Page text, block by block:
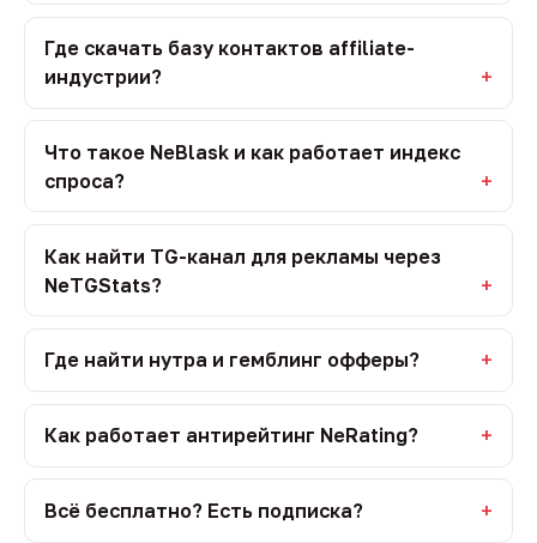
Где скачать базу контактов affiliate-
индустрии?
Что такое NeBlask и как работает индекс
спроса?
Как найти TG-канал для рекламы через
NeTGStats?
Где найти нутра и гемблинг офферы?
Как работает антирейтинг NeRating?
Всё бесплатно? Есть подписка?